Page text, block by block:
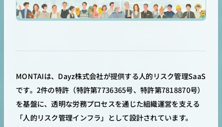
MONTAIは、Dayz株式会社が提供する人的リスク管理SaaS
です。2件の特許（特許第7736365号、特許第7818870号）
を基盤に、透明な労務プロセスを通じた組織運営を支える
「人的リスク管理インフラ」として設計されています。